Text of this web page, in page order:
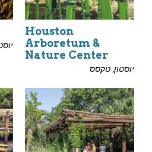
Houston
Arboretum &
Nature Center
יוסטון, טקסס